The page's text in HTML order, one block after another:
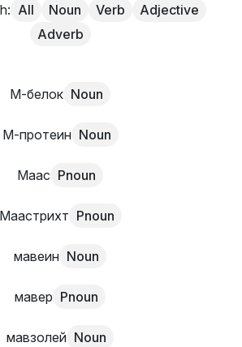
All Noun Verb
Adjective
Adverb
М-белок Noun
М-протеин Noun
Маас Pnoun
Маастрихт Pnoun
мавеин Noun
мавер Pnoun
мавзолей Noun